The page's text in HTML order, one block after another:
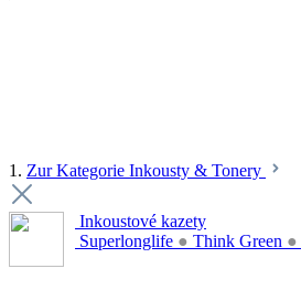
1. Zur Kategorie Inkousty & Tonery
Inkoustové kazety
Superlonglife ● Think Green ●